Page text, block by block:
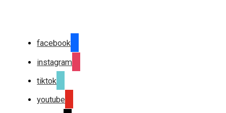
facebook
instagram
tiktok
youtube